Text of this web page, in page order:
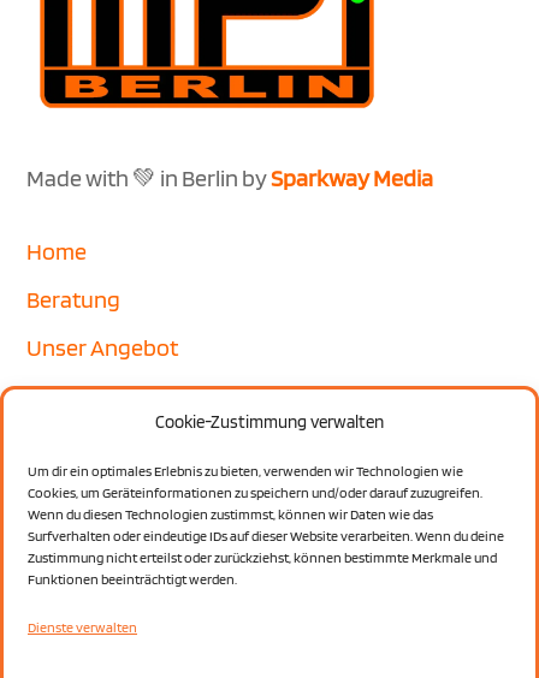
Cookie-Zustimmung verwalten
Um dir ein optimales Erlebnis zu bieten, verwenden wir Technologien wie
Cookies, um Geräteinformationen zu speichern und/oder darauf zuzugreifen.
Wenn du diesen Technologien zustimmst, können wir Daten wie das
Surfverhalten oder eindeutige IDs auf dieser Website verarbeiten. Wenn du deine
Zustimmung nicht erteilst oder zurückziehst, können bestimmte Merkmale und
Funktionen beeinträchtigt werden.
Dienste verwalten
Made with 💚 in Berlin bySparkway Media
Home
Beratung
Unser Angebot
Vorbereitung
Impressum
Datenschutz